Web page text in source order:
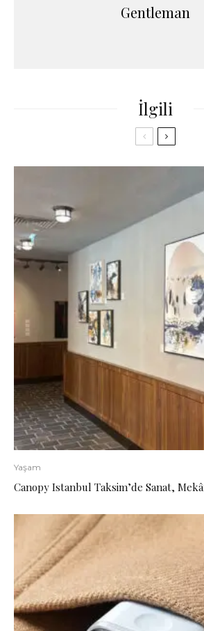
Gentleman
İlgili
Yaşam
Canopy Istanbul Taksim’de Sanat,